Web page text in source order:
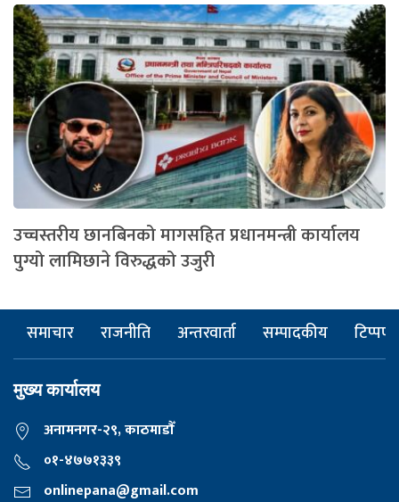
उच्चस्तरीय छानबिनको मागसहित प्रधानमन्त्री कार्यालय
पुग्यो लामिछाने विरुद्धको उजुरी
समाचार राजनीति अन्तरवार्ता सम्पादकीय टिप्पणी
मुख्य कार्यालय
अनामनगर-२९, काठमाडाैँ
०१-४७७१३३९
onlinepana@gmail.com